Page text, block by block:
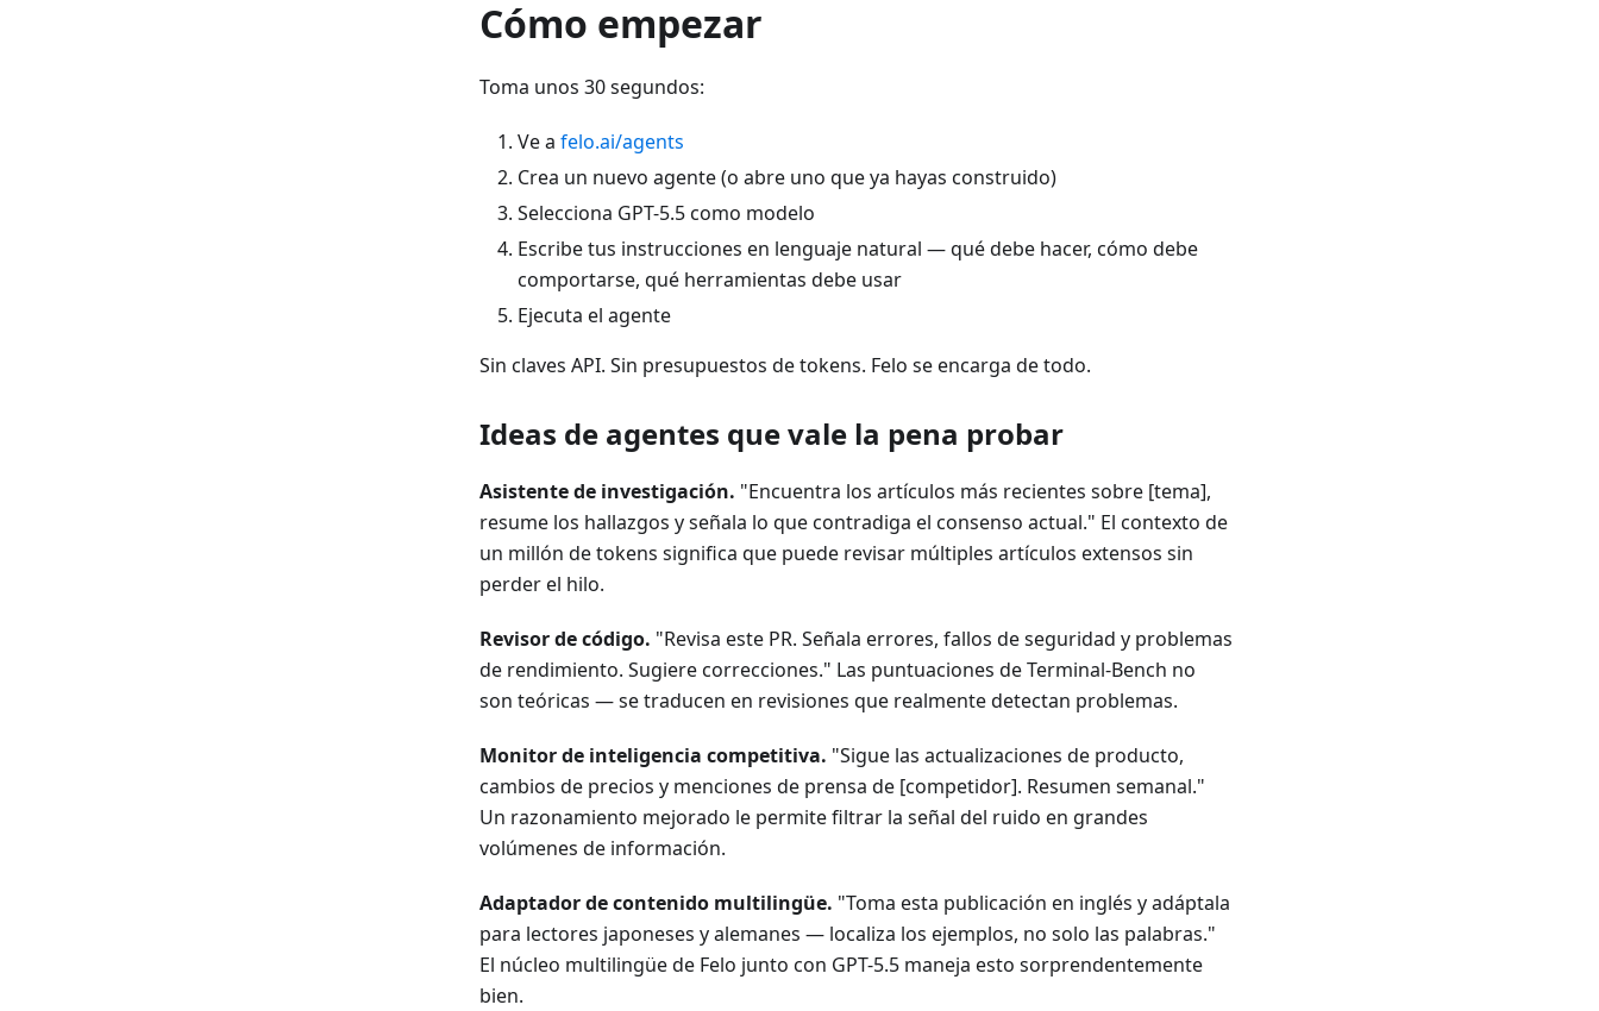
Cómo empezar
Toma unos 30 segundos:
Ve a felo.ai/agents
Crea un nuevo agente (o abre uno que ya hayas construido)
Selecciona GPT-5.5 como modelo
Escribe tus instrucciones en lenguaje natural — qué debe hacer, cómo debe
comportarse, qué herramientas debe usar
Ejecuta el agente
Sin claves API. Sin presupuestos de tokens. Felo se encarga de todo.
Ideas de agentes que vale la pena probar
Asistente de investigación. "Encuentra los artículos más recientes sobre [tema],
resume los hallazgos y señala lo que contradiga el consenso actual." El contexto de
un millón de tokens significa que puede revisar múltiples artículos extensos sin
perder el hilo.
Revisor de código. "Revisa este PR. Señala errores, fallos de seguridad y problemas
de rendimiento. Sugiere correcciones." Las puntuaciones de Terminal-Bench no
son teóricas — se traducen en revisiones que realmente detectan problemas.
Monitor de inteligencia competitiva. "Sigue las actualizaciones de producto,
cambios de precios y menciones de prensa de [competidor]. Resumen semanal."
Un razonamiento mejorado le permite filtrar la señal del ruido en grandes
volúmenes de información.
Adaptador de contenido multilingüe. "Toma esta publicación en inglés y adáptala
para lectores japoneses y alemanes — localiza los ejemplos, no solo las palabras."
El núcleo multilingüe de Felo junto con GPT-5.5 maneja esto sorprendentemente
bien.